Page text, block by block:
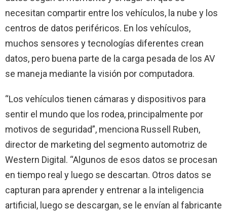
necesitan compartir entre los vehículos, la nube y los
centros de datos periféricos. En los vehículos,
muchos sensores y tecnologías diferentes crean
datos, pero buena parte de la carga pesada de los AV
se maneja mediante la visión por computadora.
“Los vehículos tienen cámaras y dispositivos para
sentir el mundo que los rodea, principalmente por
motivos de seguridad”, menciona Russell Ruben,
director de marketing del segmento automotriz de
Western Digital. “Algunos de esos datos se procesan
en tiempo real y luego se descartan. Otros datos se
capturan para aprender y entrenar a la inteligencia
artificial, luego se descargan, se le envían al fabricante